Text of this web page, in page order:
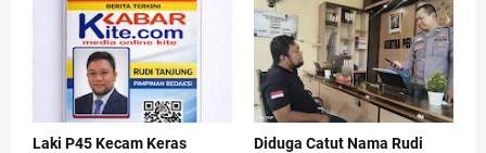
Laki P45 Kecam Keras
Diduga Catut Nama Rudi